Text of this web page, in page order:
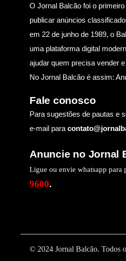
O Jornal Balcão foi o
publicar anúncios
em 22 de junho de 1989, o
uma plataforma digital
ajudar quem precisa vender
No Jornal Balcão é assim:
Fale conosco
Para sugestões de pautas e
e-mail para
Anuncie no Jornal
Ligue ou envie whatsapp para
9600.
© 2024 Jornal Balcão. Todos